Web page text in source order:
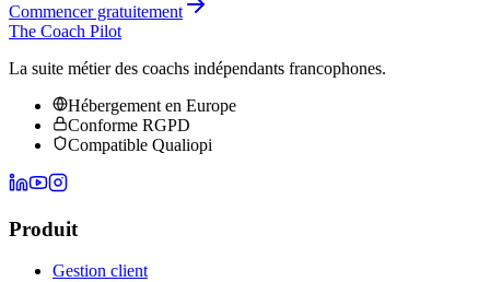
Commencer gratuitement
The Coach Pilot
La suite métier des coachs indépendants francophones.
Hébergement en Europe
Conforme RGPD
Compatible Qualiopi
Produit
Gestion client